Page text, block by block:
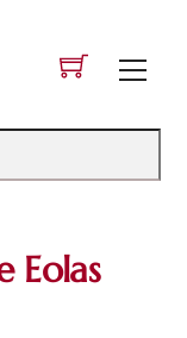
Eolas